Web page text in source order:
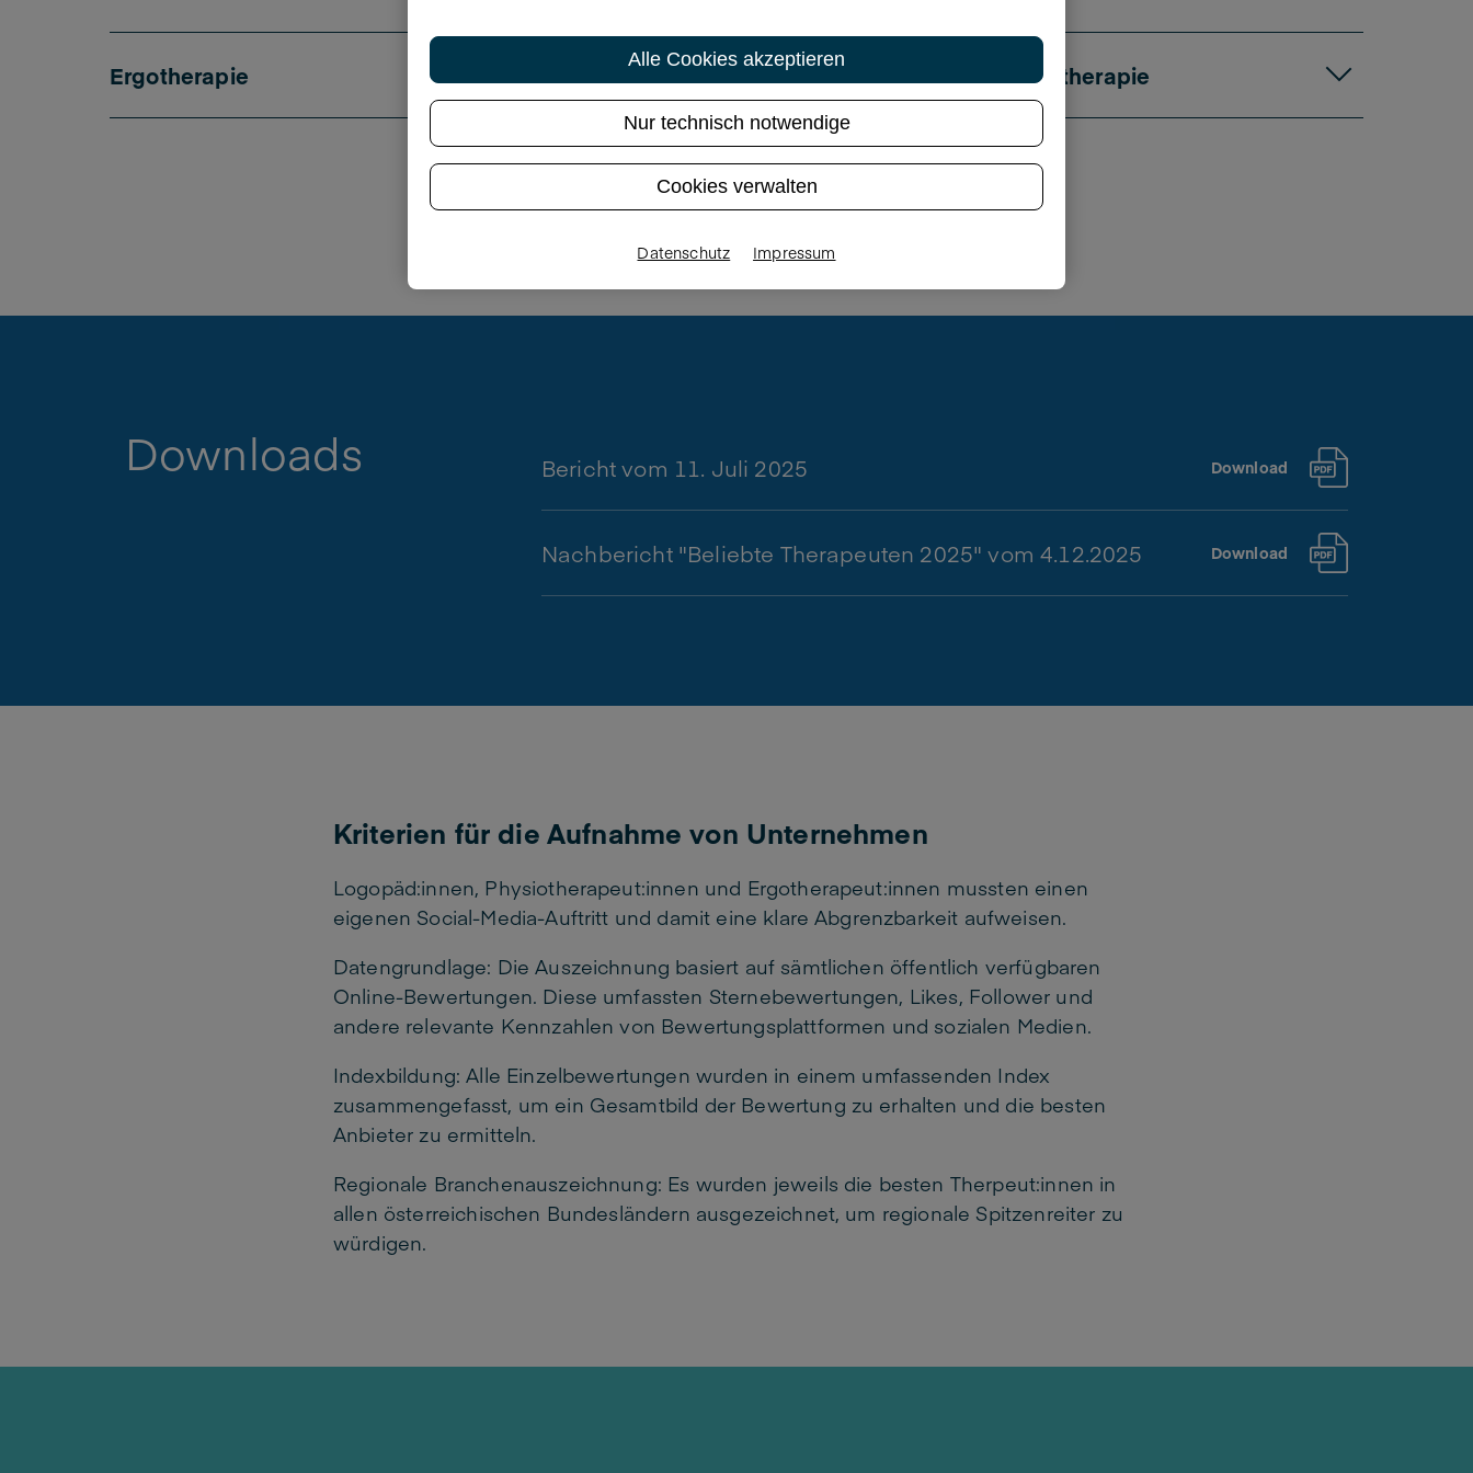
Ergotherapie Logopädie Physiotherapie
Downloads Bericht vom 11. Juli 2025 Download
Nachbericht "Beliebte Therapeuten 2025" vom 4.12.2025 Download
Kriterien für die Aufnahme von Unternehmen
Logopäd:innen, Physiotherapeut:innen und Ergotherapeut:innen mussten einen
eigenen Social-Media-Auftritt und damit eine klare Abgrenzbarkeit aufweisen.
Datengrundlage: Die Auszeichnung basiert auf sämtlichen öffentlich verfügbaren
Online-Bewertungen. Diese umfassten Sternebewertungen, Likes, Follower und
andere relevante Kennzahlen von Bewertungsplattformen und sozialen Medien.
Indexbildung: Alle Einzelbewertungen wurden in einem umfassenden Index
zusammengefasst, um ein Gesamtbild der Bewertung zu erhalten und die besten
Anbieter zu ermitteln.
Regionale Branchenauszeichnung: Es wurden jeweils die besten Therpeut:innen in
allen österreichischen Bundesländern ausgezeichnet, um regionale Spitzenreiter zu
würdigen.
Alle Cookies akzeptieren
Nur technisch notwendige
Cookies verwalten
Datenschutz Impressum